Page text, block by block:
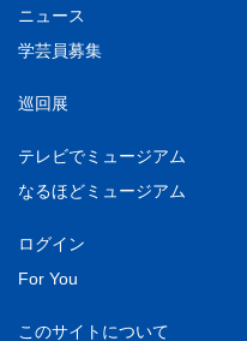
ニュース
学芸員募集
巡回展
テレビでミュージアム
なるほどミュージアム
ログイン
For You
このサイトについて